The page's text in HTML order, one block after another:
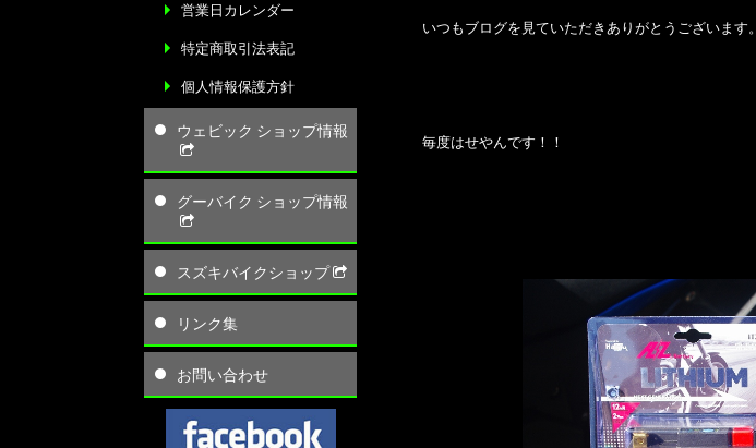
営業日カレンダー
特定商取引法表記
個人情報保護方針
ウェビック ショップ情報
グーバイク ショップ情報
スズキバイクショップ
リンク集
お問い合わせ
いつもブログを見ていただきありがとうございます。
毎度はせやんです！！